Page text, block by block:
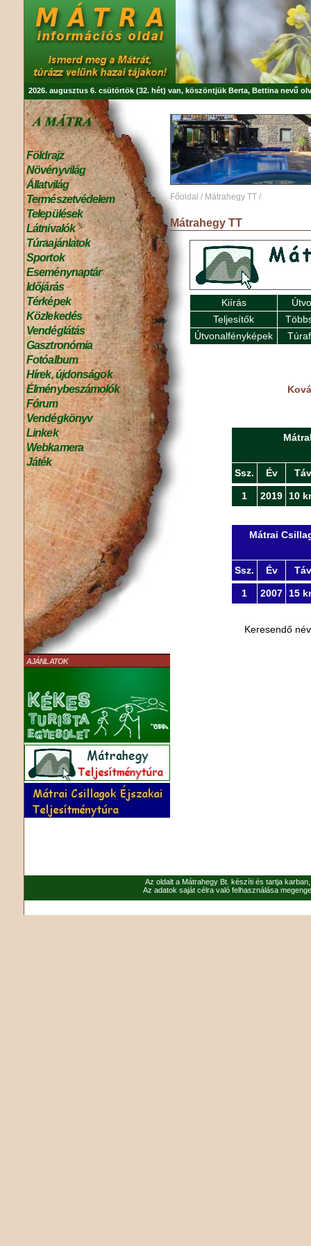
2026. augusztus 6. csütörtök (32. hét) van, köszöntjük Berta, Bettina nevű
Földrajz
Növényvilág
Állatvilág
Természetvédelem
Települések
Látnivalók
Túraajánlatok
Sportok
Eseménynaptár
Időjárás
Térképek
Közlekedés
Vendéglátás
Gasztronómia
Fotóalbum
Hírek, újdonságok
Élménybeszámolók
Fórum
Vendégkönyv
Linkek
Webkamera
Játék
AJÁNLATOK
Főoldal / Mátrahegy TT /
Mátrahegy TT
Kiírás
Teljesítők
Útvonalfényképek
Ssz. Év Táv
1 2019 10
Mátrai
Ssz. Év Táv
1 2007 15
Keresendő
Az oldalt a Mátrahegy Bt. készíti és tartja
Az adatok saját célra való felhasználása